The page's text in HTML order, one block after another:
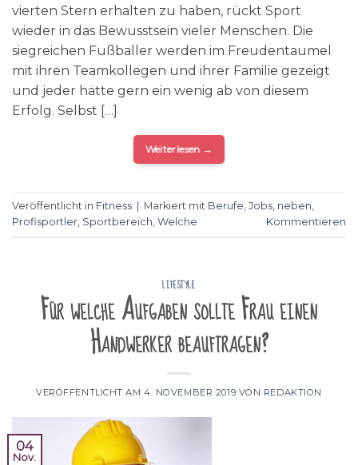
vierten Stern erhalten zu haben, rückt Sport
wieder in das Bewusstsein vieler Menschen. Die
siegreichen Fußballer werden im Freudentaumel
mit ihren Teamkollegen und ihrer Familie gezeigt
und jeder hätte gern ein wenig ab von diesem
Erfolg. Selbst […]
Weiterlesen →
Veröffentlicht in Fitness Markiert mit Berufe, Jobs, neben,
Profisportler, Sportbereich, Welche Kommentieren
LIFESTYLE
Für welche Aufgaben sollte Frau einen
Handwerker beauftragen?
VERÖFFENTLICHT AM4. NOVEMBER 2019 VON REDAKTION
04
Nov.